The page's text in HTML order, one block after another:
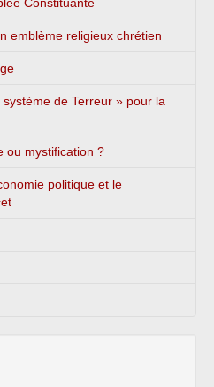
emblème religieux chrétien
de Terreur » pour la
ou mystification ?
politique et le